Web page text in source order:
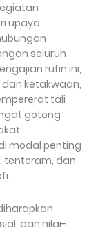
upaya
seluruh
rutin ini,
ketakwaan,
tali
gotong
modal penting
tenteram, dan
dan nilai-